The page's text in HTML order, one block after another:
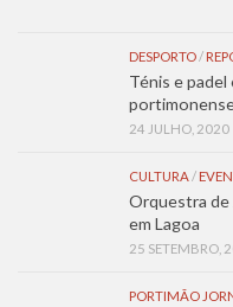
DESPORTO/
Ténis e padel
24 JULHO, 2020
CULTURA/
Orquestra de
em Lagoa
25 SETEMBRO,
PORTIMÃO